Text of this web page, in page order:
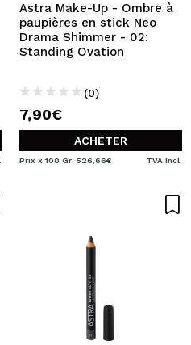
Astra Make-Up - Ombre à
paupières en stick Neo
Drama Shimmer - 02:
Standing Ovation
(0)
7,90€
ACHETER
Prix x 100 Gr: 526,66€ TVA Incl.